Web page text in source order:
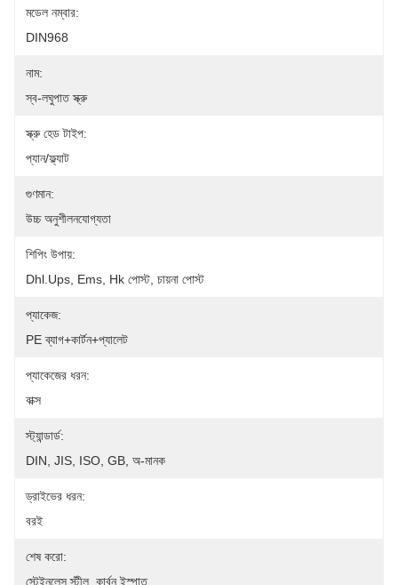
মডেল নম্বার:
DIN968
নাম:
স্ব-লঘুপাত স্ক্রু
স্ক্রু হেড টাইপ:
প্যান/ফ্ল্যাট
গুণমান:
উচ্চ অনুশীলনযোগ্যতা
শিপিং উপায়:
Dhl.ups, Ems, Hk পোস্ট, চায়না পোস্ট
প্যাকেজ:
PE ব্যাগ+কার্টন+প্যালেট
প্যাকেজের ধরন:
বাক্স
স্ট্যান্ডার্ড:
DIN, JIS, ISO, GB, অ-মানক
ড্রাইভের ধরন:
বরই
শেষ করো:
স্টেইনলেস স্টীল, কার্বন ইস্পাত